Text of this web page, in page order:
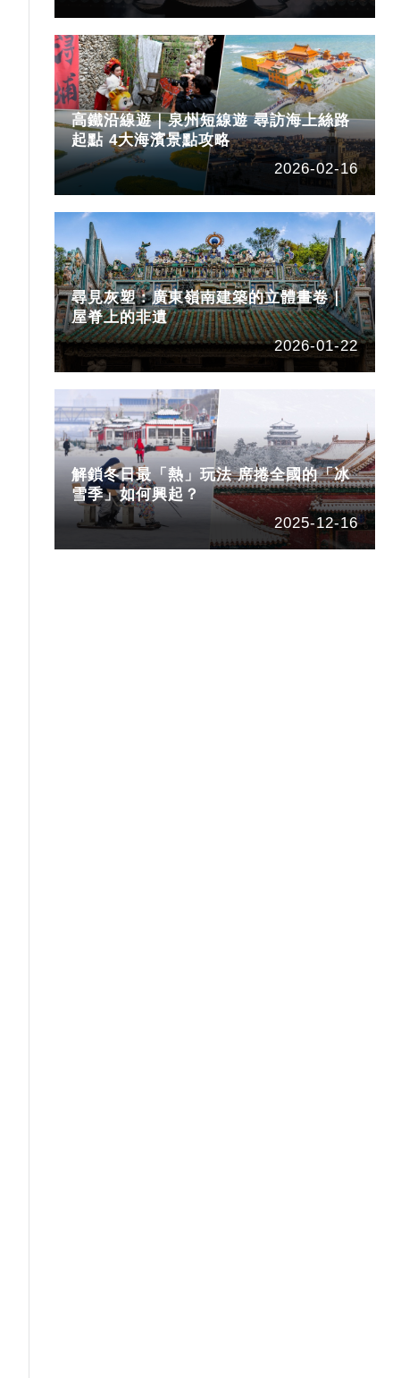
高鐵沿線遊｜泉州短線遊 尋訪海上絲路
起點 4大海濱景點攻略
2026-02-16
尋見灰塑：廣東嶺南建築的立體畫卷｜
屋脊上的非遺
2026-01-22
解鎖冬日最「熱」玩法 席捲全國的「冰
雪季」如何興起？
2025-12-16